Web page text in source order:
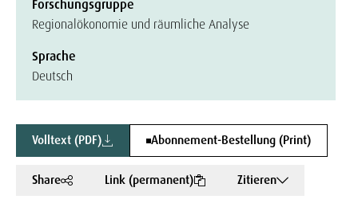
Forschungsgruppe
Regionalökonomie und räumliche Analyse
Sprache
Deutsch
Volltext (PDF) Abonnement-Bestellung (Print)
Share Link (permanent) Zitieren